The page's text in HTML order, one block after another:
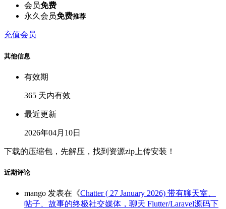
会员免费
永久会员免费推荐
充值会员
其他信息
有效期
365 天内有效
最近更新
2026年04月10日
下载的压缩包，先解压，找到资源zip上传安装！
近期评论
mango 发表在《Chatter ( 27 January 2026) 带有聊天室、
帖子、故事的终极社交媒体，聊天 Flutter/Laravel源码下